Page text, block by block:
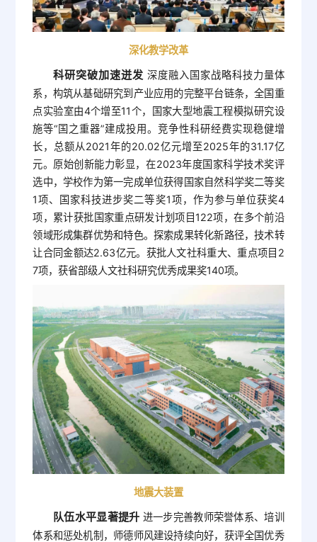
深化教学改革
科研突破加速迸发 深度融入国家战略科技力量体
系，构筑从基础研究到产业应用的完整平台链条，全国重
点实验室由4个增至11个，国家大型地震工程模拟研究设
施等“国之重器”建成投用。竞争性科研经费实现稳健增
长，总额从2021年的20.02亿元增至2025年的31.17亿
元。原始创新能力彰显，在2023年度国家科学技术奖评
选中，学校作为第一完成单位获得国家自然科学奖二等奖
1项、国家科技进步奖二等奖1项，作为参与单位获奖4
项，累计获批国家重点研发计划项目122项，在多个前沿
领域形成集群优势和特色。探索成果转化新路径，技术转
让合同金额达2.63亿元。获批人文社科重大、重点项目2
7项，获省部级人文社科研究优秀成果奖140项。
地震大装置
队伍水平显著提升 进一步完善教师荣誉体系、培训
体系和惩处机制，师德师风建设持续向好，获评全国优秀